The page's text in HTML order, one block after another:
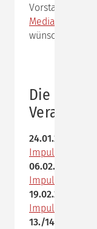
Mediation
wünschen ihr
Die
24.01.2020
Impulstag:
06.02.2020
Impultstag:
19.02.2020
Impulstag:
13./14.03. und